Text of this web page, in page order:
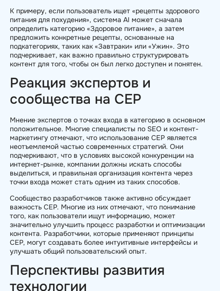
К примеру, если пользователь ищет «рецепты здорового
питания для похудения», система AI может сначала
определить категорию «Здоровое питание», а затем
предложить конкретные рецепты, основанные на
подкатегориях, таких как «Завтраки» или «Ужин». Это
подчеркивает, как важно правильно структурировать
контент для того, чтобы он был легко доступен и понятен.
Реакция экспертов и
сообщества на CEP
Мнение экспертов о точках входа в категорию в основном
положительное. Многие специалисты по SEO и контент-
маркетингу отмечают, что использование CEP является
неотъемлемой частью современных стратегий. Они
подчеркивают, что в условиях высокой конкуренции на
интернет-рынке, компании должны искать способы
выделиться, и правильная организация контента через
точки входа может стать одним из таких способов.
Сообщество разработчиков также активно обсуждает
важность CEP. Многие из них отмечают, что понимание
того, как пользователи ищут информацию, может
значительно улучшить процесс разработки и оптимизации
контента. Разработчики, которые применяют принципы
CEP, могут создавать более интуитивные интерфейсы и
улучшать общий пользовательский опыт.
Перспективы развития
технологии